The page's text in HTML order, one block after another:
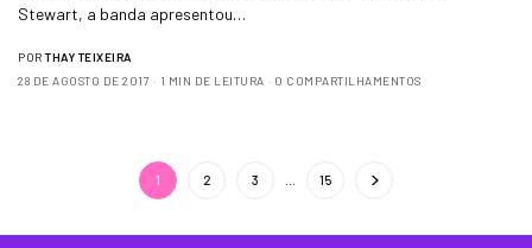
Stewart, a banda apresentou…
POR THAY TEIXEIRA
28 DE AGOSTO DE 2017
1 MIN DE LEITURA 0 COMPARTILHAMENTOS
1 2 3 15